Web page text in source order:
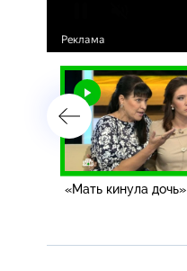
«Мать кинула дочь»